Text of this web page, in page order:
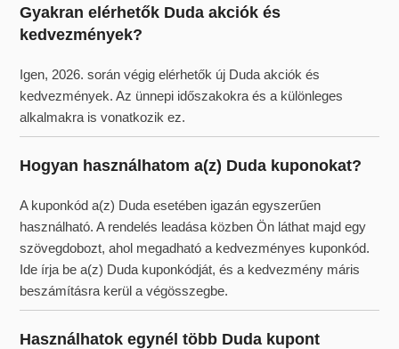
Gyakran elérhetők Duda akciók és
kedvezmények?
Igen, 2026. során végig elérhetők új Duda akciók és
kedvezmények. Az ünnepi időszakokra és a különleges
alkalmakra is vonatkozik ez.
Hogyan használhatom a(z) Duda kuponokat?
A kuponkód a(z) Duda esetében igazán egyszerűen
használható. A rendelés leadása közben Ön láthat majd egy
szövegdobozt, ahol megadható a kedvezményes kuponkód.
Ide írja be a(z) Duda kuponkódját, és a kedvezmény máris
beszámításra kerül a végösszegbe.
Használhatok egynél több Duda kupont